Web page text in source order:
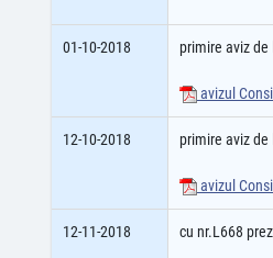
01-10-2018 primire aviz
avizul
12-10-2018 primire aviz
avizul
12-11-2018 cu nr.L668